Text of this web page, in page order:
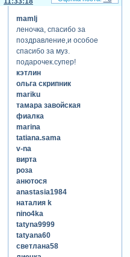
mamlj
леночка, спасибо за
поздравление,и особое
спасибо за муз.
подарочек.супер!
кэтлин
ольга скрипник
mariku
тамара завойская
фиалка
marina
tatiana.sama
v-na
вирта
роза
анютося
anastasia1984
наталия k
nino4ka
tatyna9999
tatyana60
светлана58